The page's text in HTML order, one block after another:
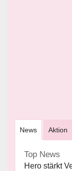
News Aktion
Top News
Hero stärkt